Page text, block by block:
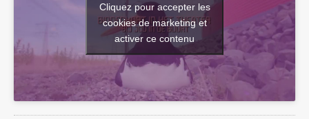
Cliquez pour accepter les
cookies de marketing et
activer ce contenu